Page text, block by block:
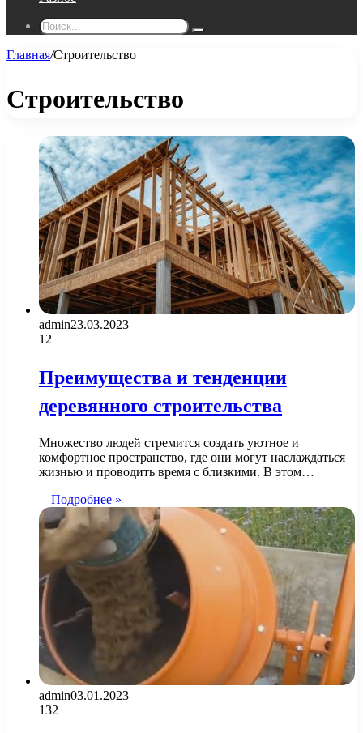
Поиск...
Главная/Строительство
Строительство
admin23.03.2023
12
Преимущества и тенденции
деревянного строительства
Множество людей стремится создать уютное и
комфортное пространство, где они могут наслаждаться
жизнью и проводить время с близкими. В этом…
Подробнее »
admin03.01.2023
132